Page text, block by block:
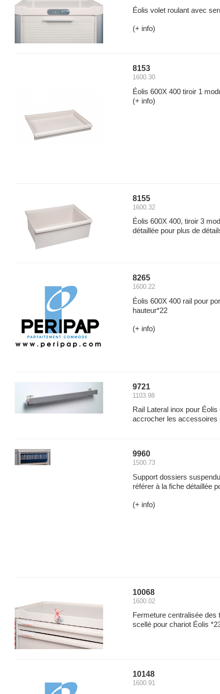
Éolis volet roulant avec
(+ info)
8153
1600.30
Éolis 600X 400 tiroir 1
(+ info)
8155
1600.32
Éolis 600X 400, tiroir 3
détaillée pour plus de
8265
1600.22
Éolis 600X 400 rail pour
hauteur*22
(+ info)
9721
1103.98
Rail Lateral inox pour
accrocher les accessoires
9960
1500.73
Support dossiers
référer à la fiche détaillée
(+ info)
10068
1600.02
Fermeture centralisée des
scellé pour chariot Éolis
10148
1600.91